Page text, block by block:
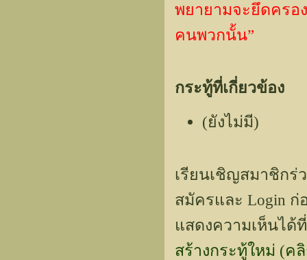
พยายามจะยึดครอ
คนพวกนั้น”
กระทู้ที่เกี่ยวข้อง
(ยังไม่มี)
เรียนเชิญสมาชิกร่
สมัครและ Login
แสดงความเห็นได้ที่
สร้างกระทู้ใหม่ (ค